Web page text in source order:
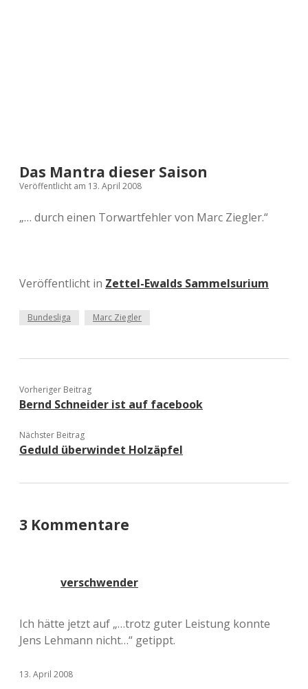
Das Mantra dieser Saison
Veröffentlicht am 13. April 2008
„… durch einen Torwartfehler von Marc Ziegler.“
Veröffentlicht in Zettel-Ewalds Sammelsurium
Bundesliga Marc Ziegler
Vorheriger Beitrag
Bernd Schneider ist auf facebook
Nächster Beitrag
Geduld überwindet Holzäpfel
3 Kommentare
verschwender
Ich hätte jetzt auf „…trotz guter Leistung konnte
Jens Lehmann nicht…“ getippt.
13. April 2008